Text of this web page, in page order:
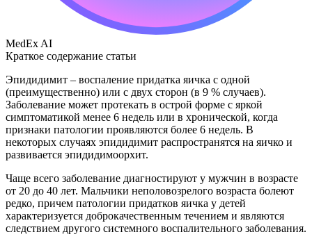
MedEx AI
Краткое содержание статьи
Эпидидимит – воспаление придатка яичка с одной
(преимущественно) или с двух сторон (в 9 % случаев).
Заболевание может протекать в острой форме с яркой
симптоматикой менее 6 недель или в хронической, когда
признаки патологии проявляются более 6 недель. В
некоторых случаях эпидидимит распространятся на яичко и
развивается эпидидимоорхит.
Чаще всего заболевание диагностируют у мужчин в возрасте
от 20 до 40 лет. Мальчики неполовозрелого возраста болеют
редко, причем патологии придатков яичка у детей
характеризуется доброкачественным течением и являются
следствием другого системного воспалительного заболевания.